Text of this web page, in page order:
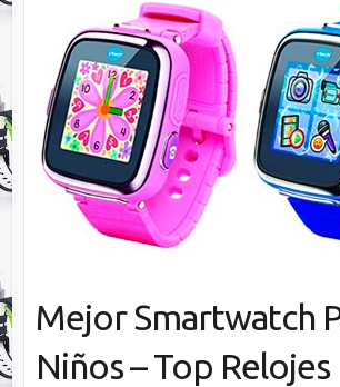
Mejor Smartwatch
Niños – Top Relojes